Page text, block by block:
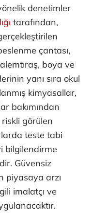
denetimler
tarafından,
çantası,
boya ve
yanı sıra okul
kimyasallar,
bakımından
görülen
teste tabi
bilgilendirme
Güvensiz
piyasaya arzı
imalatçı ve